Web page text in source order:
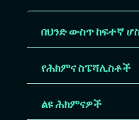
በህንድ ውስጥ ከፍተኛ
የሕክምና ስፔሻሊስቶች
ልዩ ሕክምናዎች